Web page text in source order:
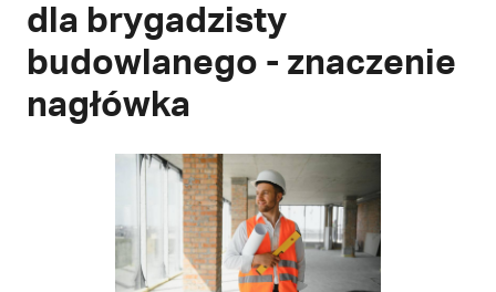
dla brygadzisty
budowlanego - znaczenie
nagłówka